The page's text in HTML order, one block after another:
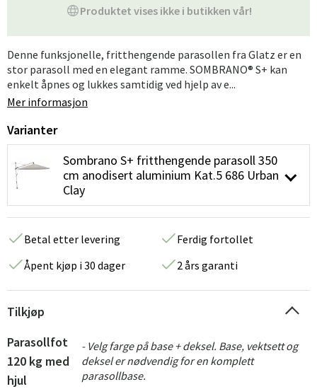
Produktet vises ikke i butikken vår!
Denne funksjonelle, fritthengende parasollen fra Glatz er en
stor parasoll med en elegant ramme. SOMBRANO® S+ kan
enkelt åpnes og lukkes samtidig ved hjelp av e...
Mer informasjon
Varianter
Sombrano S+ fritthengende parasoll 350
cm anodisert aluminium Kat.5 686 Urban
Clay
Betal etter levering
Ferdig fortollet
Åpent kjøp i 30 dager
2 års garanti
Tilkjøp
Parasollfot
120 kg med
hjul
- Velg farge på base + deksel. Base, vektsett og
deksel er nødvendig for en komplett
parasollbase.